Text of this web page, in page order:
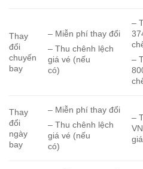
Thay
đổi
chuyến
bay
– Miễn phí thay đổi
– Thu chênh lệch
giá vé (nếu
có)
–
–
Thay
đổi
ngày
bay
– Miễn phí thay đổi
– Thu chênh lệch
giá vé (nếu
có)
–